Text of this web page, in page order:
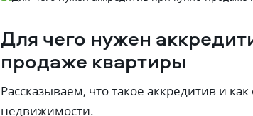
Для чего нужен
продаже квартиры
Рассказываем‚ что такое аккредитив и
недвижимости.